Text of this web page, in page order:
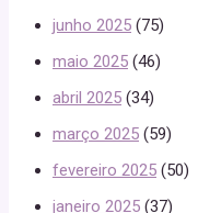
junho 2025 (75)
maio 2025 (46)
abril 2025 (34)
março 2025 (59)
fevereiro 2025 (50)
janeiro 2025 (37)